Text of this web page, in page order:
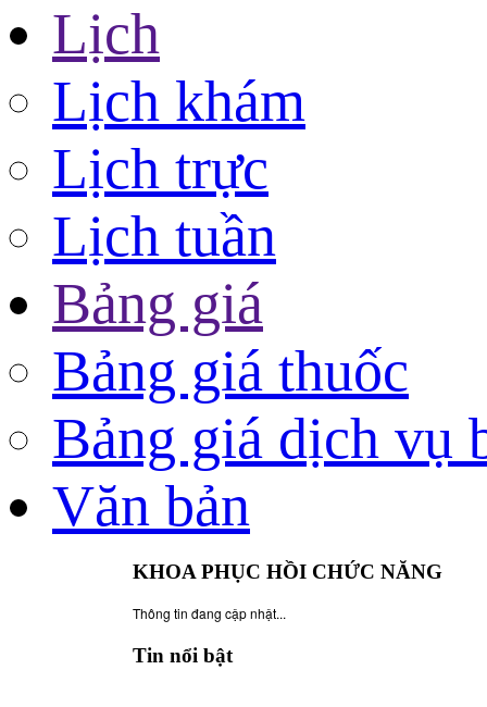
Lịch
Lịch khám
Lịch trực
Lịch tuần
Bảng giá
Bảng giá thuốc
Bảng giá dịch vụ
Văn bản
KHOA PHỤC HỒI CHỨC NĂNG
Thông tin đang cập nhật...
Tin nổi bật